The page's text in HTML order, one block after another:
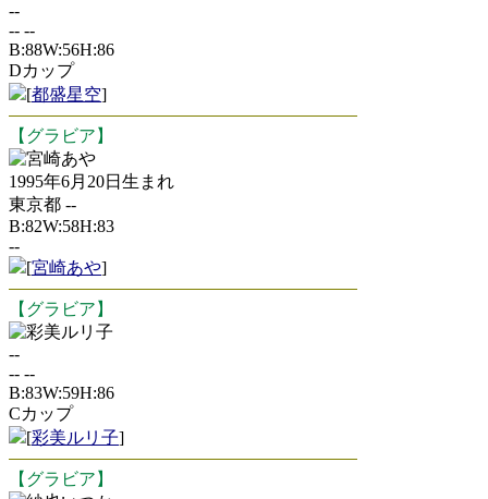
--
-- --
B:88W:56H:86
Dカップ
[都盛星空]
【グラビア】
宮崎あや
1995年6月20日生まれ
東京都 --
B:82W:58H:83
--
[宮崎あや]
【グラビア】
彩美ルリ子
--
-- --
B:83W:59H:86
Cカップ
[彩美ルリ子]
【グラビア】